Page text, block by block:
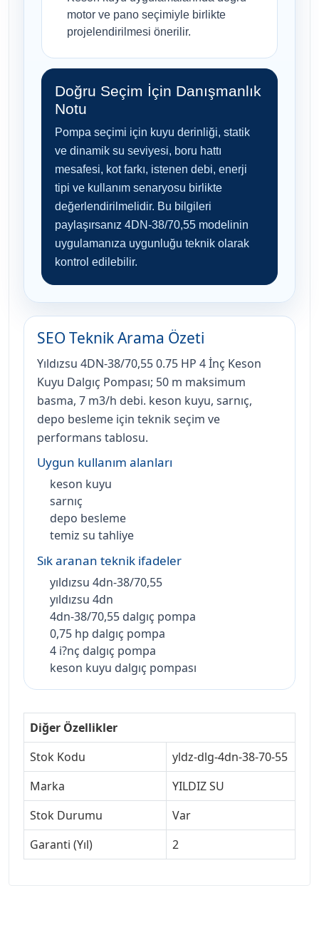
motor ve pano seçimiyle birlikte
projelendirilmesi önerilir.
Doğru Seçim İçin Danışmanlık
Notu
Pompa seçimi için kuyu derinliği, statik
ve dinamik su seviyesi, boru hattı
mesafesi, kot farkı, istenen debi, enerji
tipi ve kullanım senaryosu birlikte
değerlendirilmelidir. Bu bilgileri
paylaşırsanız 4DN-38/70,55 modelinin
uygulamanıza uygunluğu teknik olarak
kontrol edilebilir.
SEO Teknik Arama Özeti
Yıldızsu 4DN-38/70,55 0.75 HP 4 İnç Keson
Kuyu Dalgıç Pompası; 50 m maksimum
basma, 7 m3/h debi. keson kuyu, sarnıç,
depo besleme için teknik seçim ve
performans tablosu.
Uygun kullanım alanları
keson kuyu
sarnıç
depo besleme
temiz su tahliye
Sık aranan teknik ifadeler
yıldızsu 4dn-38/70,55
yıldızsu 4dn
4dn-38/70,55 dalgıç pompa
0,75 hp dalgıç pompa
4 i?nç dalgıç pompa
keson kuyu dalgıç pompası
Diğer Özellikler
Stok Kodu
yldz-dlg-4dn-38-70-55
Marka
YILDIZ SU
Stok Durumu
Var
Garanti (Yıl)
2